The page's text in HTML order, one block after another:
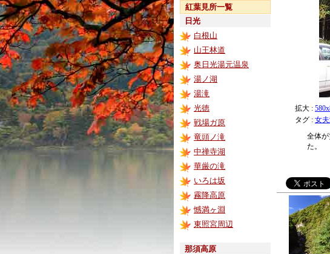
紅葉見所一覧
日光
白根山
山王林道
奥日光湯元温泉
湯ノ湖
湯滝
光徳
戦場ガ原
竜頭ノ滝
中禅寺湖
華厳の滝
いろは坂
霧降高原
憾満ヶ淵
東照宮周辺
那須高原
拡大 :
タグ : 女
全体
た。